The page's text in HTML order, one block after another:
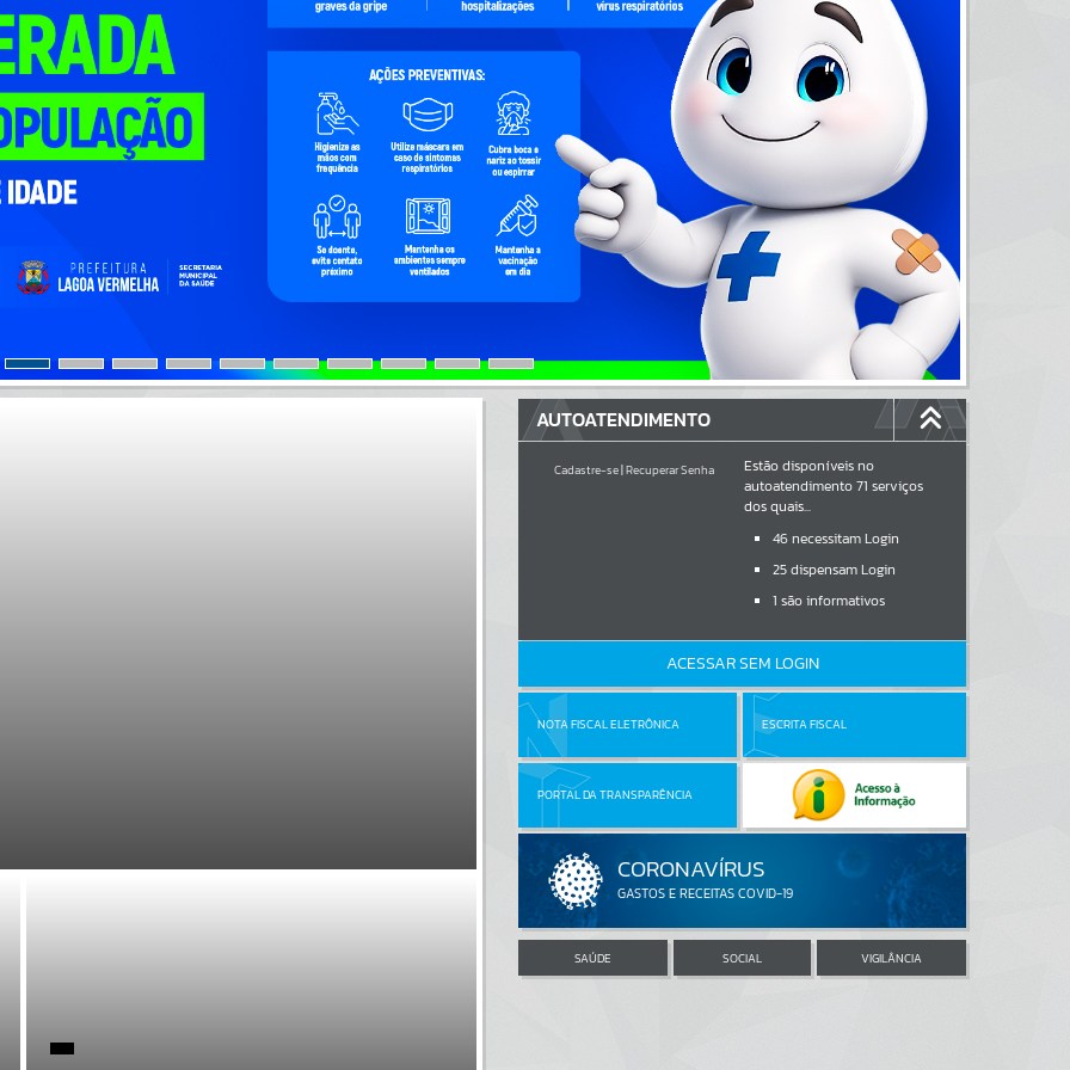
AUTOATENDIMENTO
Cadastre-se|Recuperar Senha
Estão disponíveis no
autoatendimento71 serviços
dos quais...
46necessitam Login
25dispensam Login
1 são informativos
ACESSAR SEM LOGIN
NOTA FISCAL ELETRÔNICA ESCRITA FISCAL
PORTAL DA TRANSPARÊNCIA
SAÚDE SOCIAL VIGILÂNCIA